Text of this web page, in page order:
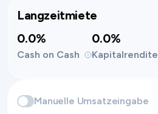
Langzeitmiete
0.0%
Cash on Cash
0.0%
Kapitalrendite
Manuelle Umsatzeingabe